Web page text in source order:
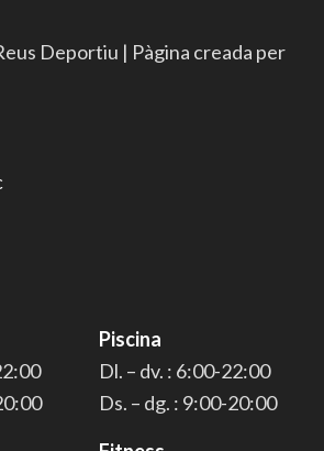
Deportiu | Pàgina creada per
Piscina
Dl. – dv. : 6:00-22:00
Ds. – dg. : 9:00-20:00